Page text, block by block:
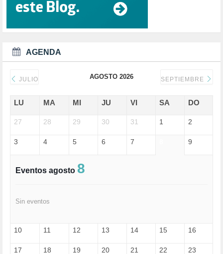
DD.HH. (1)
DEMOCRACIA (1)
DEMOCRAIA (1)
DEPORTES (2)
DERECHOS SOCIALES (739)
DONALD TRUMP (82)
EDGAR MORIN (1)
EMIGRACIÓN (4)
ESPECULACIÓN (2)
FELICIDAD (1)
FRANCISCO (5)
GUERRA (133)
HUMOR (1)
AGENDA
JULIO AGOSTO 2026 SEPTIEMBRE
LU MA MI JU VI SA DO
27 28 29 30 31 1 2
3 4 5 6 7 9
Eventos agosto 8
Sin eventos
10 11 12 13 14 15 16
17 18 19 20 21 22 23